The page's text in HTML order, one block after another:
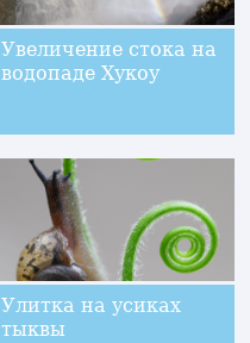
Увеличение стока на
водопаде Хукоу
Улитка на усиках
тыквы